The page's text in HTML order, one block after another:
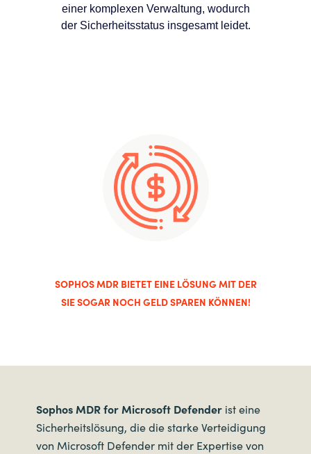
einer komplexen Verwaltung, wodurch
der Sicherheitsstatus insgesamt leidet.
SOPHOS MDR BIETET EINE LÖSUNG MIT DER
SIE SOGAR NOCH GELD SPAREN KÖNNEN!
Sophos MDR for Microsoft Defenderist eine
Sicherheitslösung, die die starke Verteidigung
von Microsoft Defender mit der Expertise von